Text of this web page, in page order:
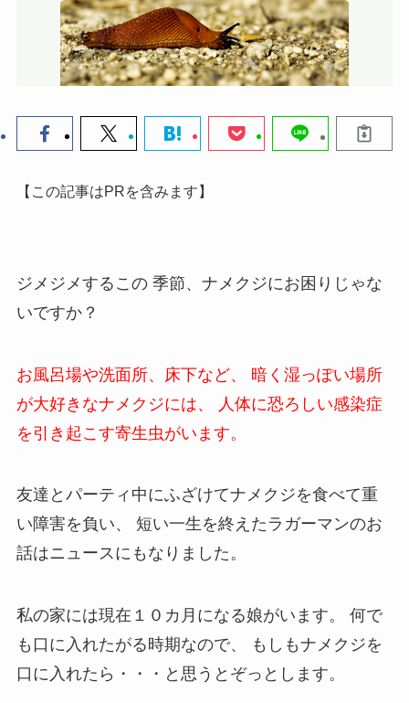
【この記事はPRを含みます】
ジメジメするこの 季節、ナメクジにお困りじゃな
いですか？
お風呂場や洗面所、床下など、
暗く湿っぽい場所
が大好きなナメクジには、
人体に恐ろしい感染症
を引き起こす寄生虫がいます。
友達とパーティ中にふざけてナメクジを食べて重
い障害を負い、
短い一生を終えたラガーマンのお
話はニュースにもなりました。
私の家には現在１０カ月になる娘がいます。
何で
も口に入れたがる時期なので、
もしもナメクジを
口に入れたら・・・と思うとぞっとします。